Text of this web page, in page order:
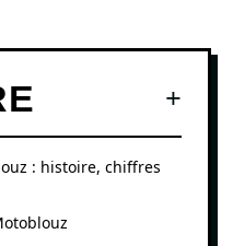
: histoire, chiffres